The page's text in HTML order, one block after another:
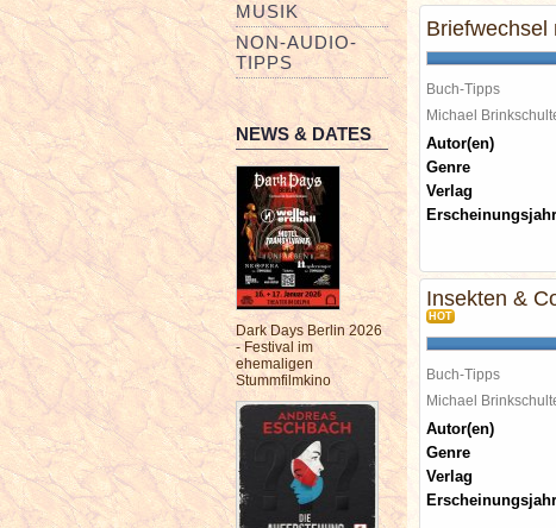
MUSIK
NON-AUDIO-
TIPPS
NEWS & DATES
Dark Days Berlin 2026
- Festival im
ehemaligen
Stummfilmkino
Briefwechsel
Buch-Tipps
Michael
Autor(en)
Genre
Verlag
Erscheinungsjahr
Insekten &
HOT
Buch-Tipps
Michael
Autor(en)
Genre
Verlag
Erscheinungsjahr